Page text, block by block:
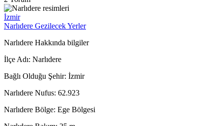
İzmir
Narlıdere Gezilecek Yerler
Narlıdere Hakkında bilgiler
İlçe Adı: Narlıdere
Bağlı Olduğu Şehir: İzmir
Narlıdere Nufus: 62.923
Narlıdere Bölge: Ege Bölgesi